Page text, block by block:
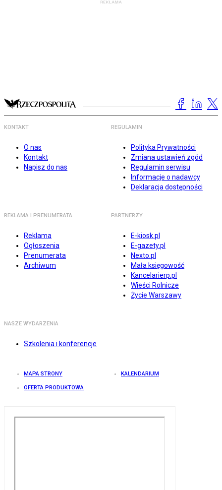
KONTAKT
O nas
Kontakt
Napisz do nas
REGULAMIN
Polityka Prywatności
Zmiana ustawień zgód
Regulamin serwisu
Informacje o nadawcy
Deklaracja dostępności
REKLAMA I PRENUMERATA
Reklama
Ogłoszenia
Prenumerata
Archiwum
PARTNERZY
E-kiosk.pl
E-gazety.pl
Nexto.pl
Mała księgowość
Kancelarierp.pl
Wieści Rolnicze
Życie Warszawy
NASZE WYDARZENIA
Szkolenia i konferencje
MAPA STRONY KALENDARIUM
OFERTA PRODUKTOWA